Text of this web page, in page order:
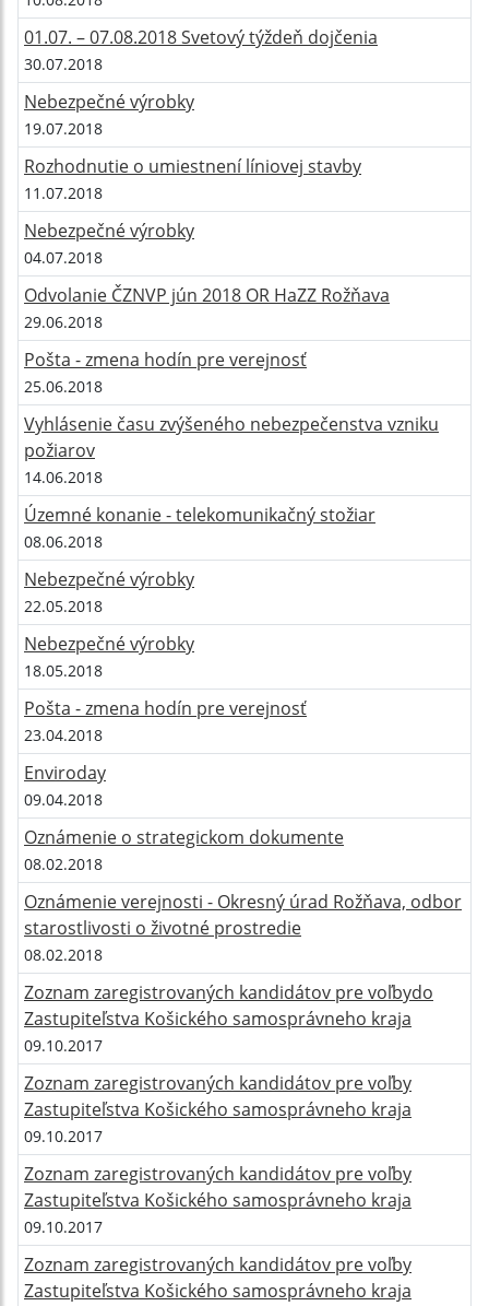
01.07. – 07.08.2018 Svetový týždeň dojčenia
30.07.2018
Nebezpečné výrobky
19.07.2018
Rozhodnutie o umiestnení líniovej stavby
11.07.2018
Nebezpečné výrobky
04.07.2018
Odvolanie ČZNVP jún 2018 OR HaZZ Rožňava
29.06.2018
Pošta - zmena hodín pre verejnosť
25.06.2018
Vyhlásenie času zvýšeného nebezpečenstva vzniku
požiarov
14.06.2018
Územné konanie - telekomunikačný stožiar
08.06.2018
Nebezpečné výrobky
22.05.2018
Nebezpečné výrobky
18.05.2018
Pošta - zmena hodín pre verejnosť
23.04.2018
Enviroday
09.04.2018
Oznámenie o strategickom dokumente
08.02.2018
Oznámenie verejnosti - Okresný úrad Rožňava, odbor
starostlivosti o životné prostredie
08.02.2018
Zoznam zaregistrovaných kandidátov pre voľbydo
Zastupiteľstva Košického samosprávneho kraja
09.10.2017
Zoznam zaregistrovaných kandidátov pre voľby
Zastupiteľstva Košického samosprávneho kraja
09.10.2017
Zoznam zaregistrovaných kandidátov pre voľby
Zastupiteľstva Košického samosprávneho kraja
09.10.2017
Zoznam zaregistrovaných kandidátov pre voľby
Zastupiteľstva Košického samosprávneho kraja